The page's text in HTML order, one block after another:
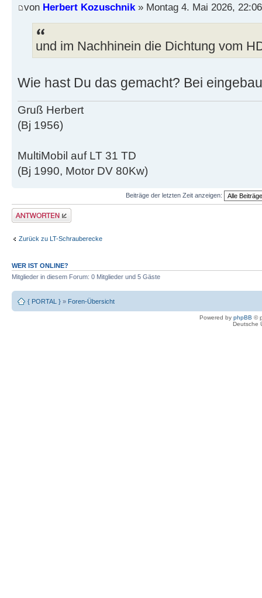
von Herbert Kozuschnik » Montag 4. Mai 2026, 22:06
und im Nachhinein die Dichtung vom
Wie hast Du das gemacht? Bei
Gruß Herbert
(Bj 1956)
MultiMobil auf LT 31 TD
(Bj 1990, Motor DV 80Kw)
Beiträge der letzten Zeit anzeigen:
Antwort erstellen
Zurück zu LT-Schrauberecke
WER IST ONLINE?
Mitglieder in diesem Forum: 0 Mitglieder und 5 Gäste
{ PORTAL } » Foren-Übersicht
Powered by phpBB ©
Deutsche